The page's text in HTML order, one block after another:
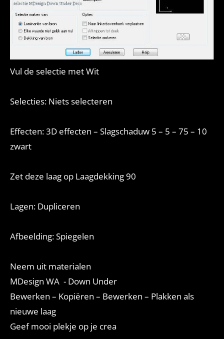
Vul de selectie met Wit
Selecties: Niets selecteren
Effecten: 3D effecten – Slagschaduw 5 – 5 – 75 – 10
zwart
Zet deze laag op Laagdekking 90
Lagen: Dupliceren
Afbeelding: Spiegelen
Neem uit materialen
MDesign WA - Down Under
Bewerken – Kopiëren – Bewerken – Plakken als
nieuwe laag
Geef mooi plekje op je crea